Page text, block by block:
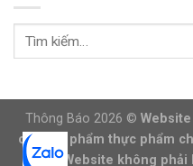
Thông Báo 2026 ©
các sản phẩm thực phẩm
trang Website không phải